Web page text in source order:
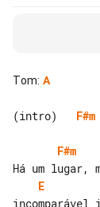
Tom: A
(intro) F#m
F#m
E